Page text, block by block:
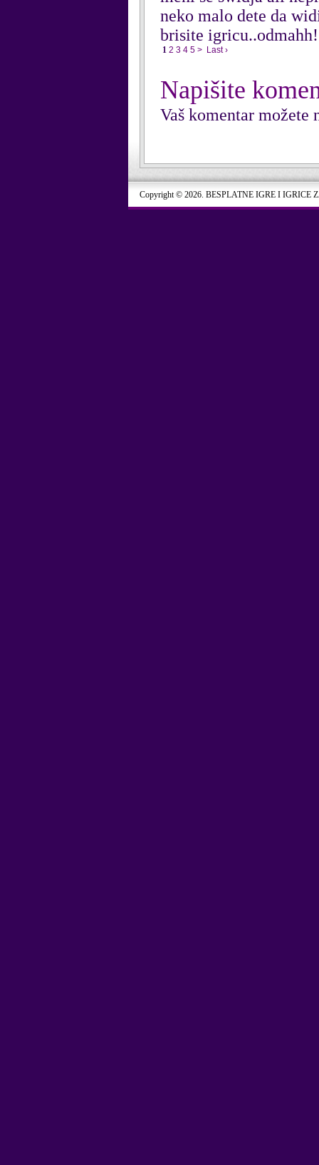
neko malo dete da
brisite
1 2 3 4 5 > Last ›
Napišite
Vaš komentar možete
Copyright © 2026. BESPLATNE IGRE I IGRICE